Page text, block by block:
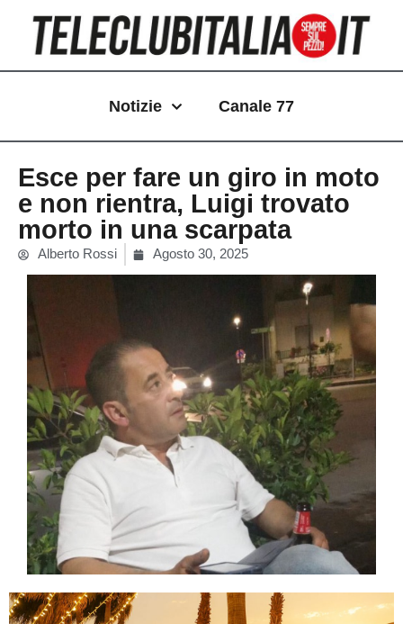
contenuto
Notizie Canale 77
Esce per fare un giro in moto
e non rientra, Luigi trovato
morto in una scarpata
Alberto Rossi Agosto 30, 2025